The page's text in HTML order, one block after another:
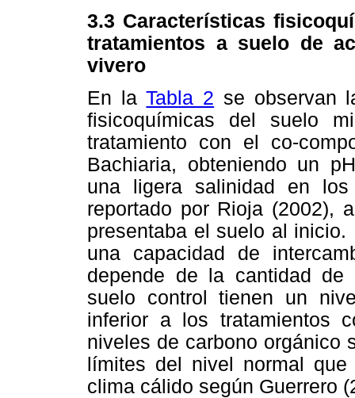
3.3 Características
tratamientos a suelo de
vivero
En laTabla 2 se observan
fisicoquímicas del suelo
tratamiento con el co-
Bachiaria, obteniendo un
una ligera salinidad en
reportado por Rioja (2002),
presentaba el suelo al
una capacidad de
depende de la cantidad
suelo control tienen un
inferior a los tratamientos
niveles de carbono orgánico
límites del nivel normal
clima cálido según Guerrero